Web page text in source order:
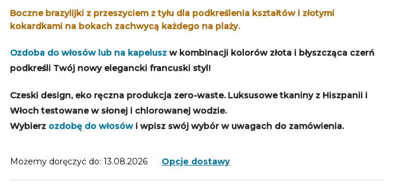
Boczne brazylijki z przeszyciem z tyłu dla podkreślenia kształtów i złotymi
kokardkami na bokach zachwycą każdego na plaży.
Ozdoba do włosów lub na kapelusz w kombinacji kolorów złota i błyszcząca czerń
podkreśli Twój nowy elegancki francuski styl!
Czeski design, eko ręczna produkcja zero-waste. Luksusowe tkaniny z Hiszpanii i
Włoch testowane w słonej i chlorowanej wodzie.
Wybierz ozdobę do włosów i wpisz swój wybór w uwagach do zamówienia.
Możemy doręczyć do: 13.08.2026 Opcje dostawy